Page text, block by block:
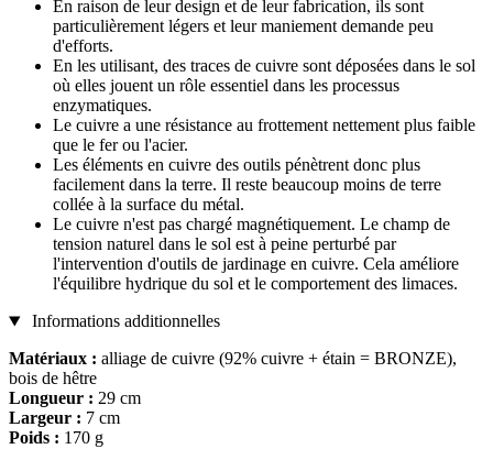
En raison de leur design et de leur fabrication, ils sont
particulièrement légers et leur maniement demande peu
d'efforts.
En les utilisant, des traces de cuivre sont déposées dans le sol
où elles jouent un rôle essentiel dans les processus
enzymatiques.
Le cuivre a une résistance au frottement nettement plus faible
que le fer ou l'acier.
Les éléments en cuivre des outils pénètrent donc plus
facilement dans la terre. Il reste beaucoup moins de terre
collée à la surface du métal.
Le cuivre n'est pas chargé magnétiquement. Le champ de
tension naturel dans le sol est à peine perturbé par
l'intervention d'outils de jardinage en cuivre. Cela améliore
l'équilibre hydrique du sol et le comportement des limaces.
Informations additionnelles
Matériaux : alliage de cuivre (92% cuivre + étain = BRONZE),
bois de hêtre
Longueur : 29 cm
Largeur : 7 cm
Poids : 170 g